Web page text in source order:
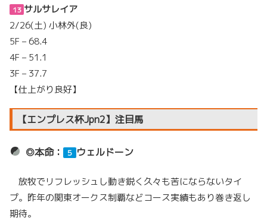
13 サルサレイア
2/26(土) 小林外(良)
5F – 68.4
4F – 51.1
3F – 37.7
【仕上がり良好】
【エンプレス杯Jpn2】注目馬
◎本命： ５ ウェルドーン
放牧でリフレッシュし動き鋭く久々も苦にならないタイ
プ。昨年の関東オークス制覇などコース実績もあり巻き返し
期待。